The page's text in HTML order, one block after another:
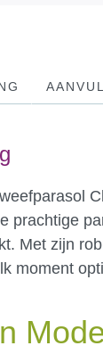
prachtige
Met zijn
moment